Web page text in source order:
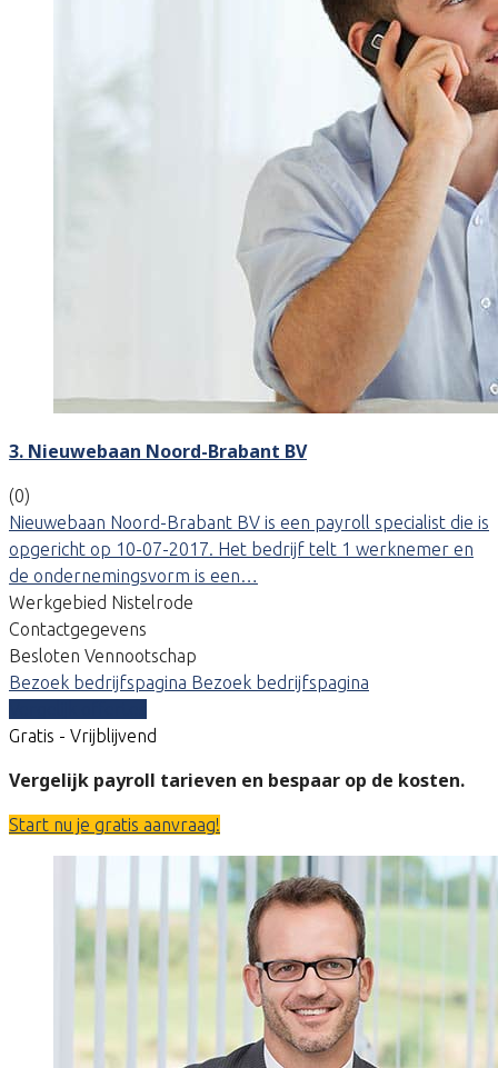
3. Nieuwebaan Noord-Brabant BV
(0)
Nieuwebaan Noord-Brabant BV is een payroll specialist die is
opgericht op 10-07-2017. Het bedrijf telt 1 werknemer en
de ondernemingsvorm is een…
Werkgebied Nistelrode
Contactgegevens
Besloten Vennootschap
Bezoek bedrijfspagina Bezoek bedrijfspagina
Gratis - Vrijblijvend
Vergelijk payroll tarieven en bespaar op de kosten.
Start nu je gratis aanvraag!